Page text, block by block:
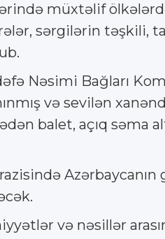
müxtəlif
sərgilərin təşkili,
Nəsimi Bağları
və sevilən
balet, açıq səma
və nəsillər